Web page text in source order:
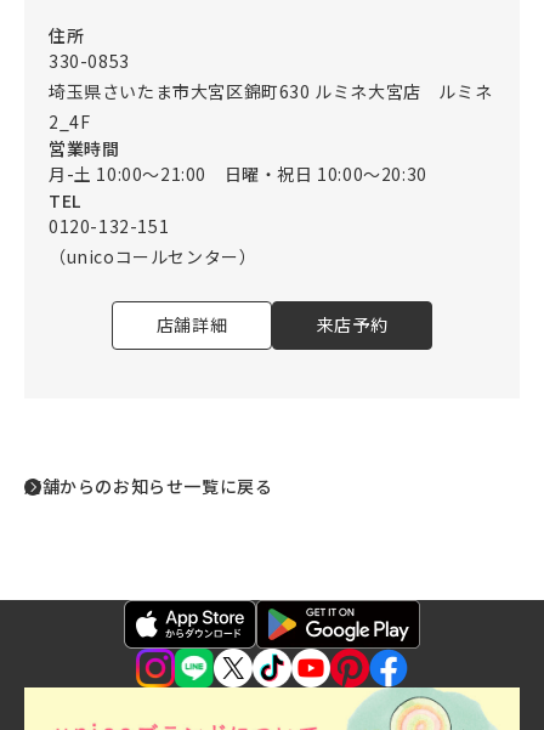
住所
330-0853
埼玉県さいたま市大宮区錦町630 ルミネ大宮店 ルミネ
2_4F
営業時間
月-土 10:00～21:00 日曜・祝日 10:00～20:30
TEL
0120-132-151
（unicoコールセンター）
店舗詳細 来店予約
店舗からのお知らせ一覧に戻る